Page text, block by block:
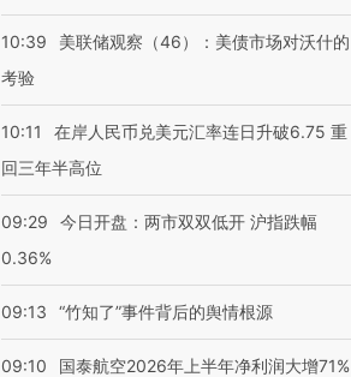
10:39
美联储观察（46）：美债市场对沃什的
考验
10:11
在岸人民币兑美元汇率连日升破6.75 重
回三年半高位
09:29
今日开盘：两市双双低开 沪指跌幅
0.36%
09:13 “竹知了”事件背后的舆情根源
09:10
国泰航空2026年上半年净利润大增71%